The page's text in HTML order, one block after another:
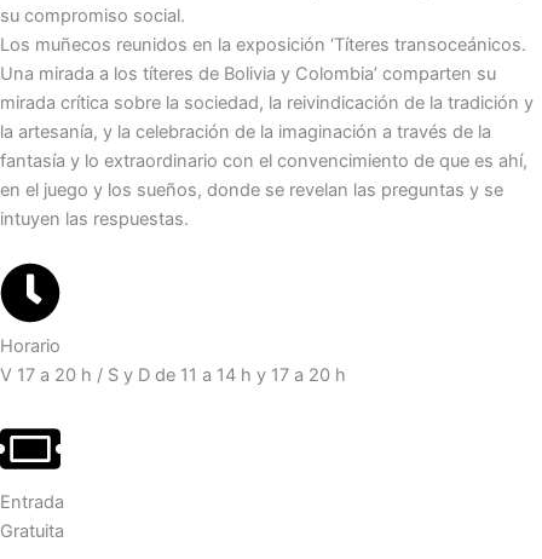
su compromiso social.
Los muñecos reunidos en la exposición ‘Títeres transoceánicos.
Una mirada a los títeres de Bolivia y Colombia’ comparten su
mirada crítica sobre la sociedad, la reivindicación de la tradición y
la artesanía, y la celebración de la imaginación a través de la
fantasía y lo extraordinario con el convencimiento de que es ahí,
en el juego y los sueños, donde se revelan las preguntas y se
intuyen las respuestas.
Horario
V 17 a 20 h / S y D de 11 a 14 h y 17 a 20 h
Entrada
Gratuita